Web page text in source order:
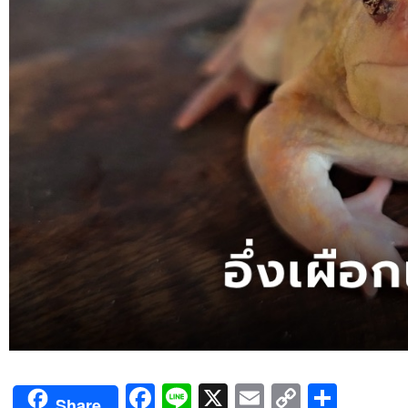
Facebook
Line
X Email
Copy